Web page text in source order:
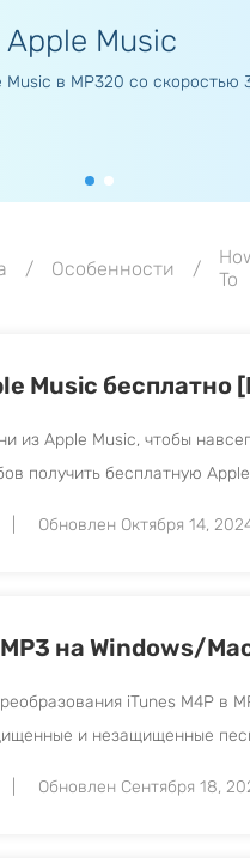
Music
Music в MP320 со скоростью
Особенности
To
Music бесплатно
из Apple Music, чтобы
получить бесплатную
Обновлен Октября 14,
на Windows/
iTunes M4P в
и незащищенные
Обновлен Сентября 18,